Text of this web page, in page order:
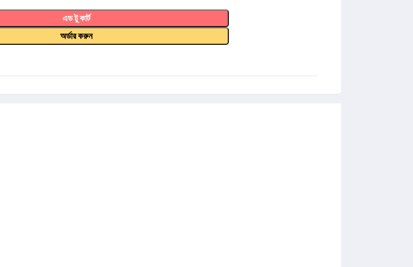
এড টু কার্ট
অর্ডার করুন